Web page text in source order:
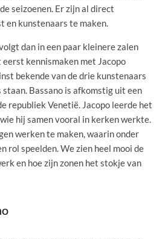
seizoenen. Er zijn al direct
en kunstenaars te maken.
dan in een paar kleinere zalen
kennismaken met Jacopo
bekende van de drie kunstenaars
Bassano is afkomstig uit een
republiek Venetië. Jacopo leerde het
hij samen vooral in kerken werkte.
werken te maken, waarin onder
rol speelden. We zien heel mooi de
en hoe zijn zonen het stokje van